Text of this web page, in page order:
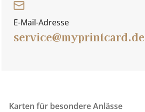
E-Mail-Adresse
service@myprintcard.de
Karten für besondere Anlässe